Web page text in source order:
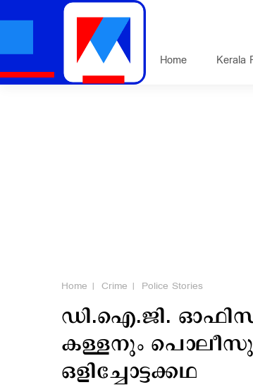
Home Kerala
Home Crime Police Stories
ഡി.ഐ.ജി.
കള്ളനും പൊലീസും
ഒളിച്ചോട്ടക്കഥ